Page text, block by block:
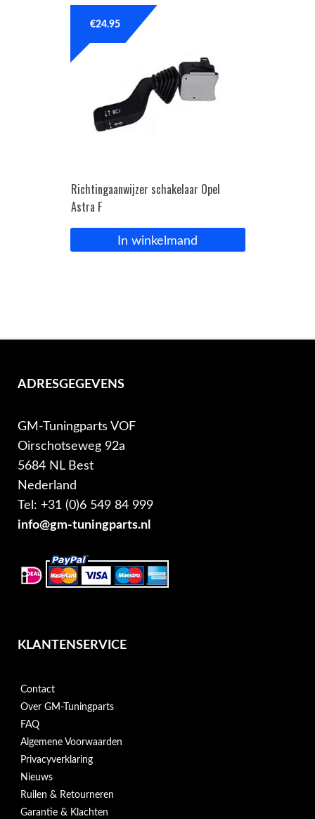
Richtingaanwijzer schakelaar Opel
Astra F
€24.95
In winkelmand
ADRESGEGEVENS
GM-Tuningparts VOF
Oirschotseweg 92a
5684 NL Best
Nederland
Tel: +31 (0)6 549 84 999
info@gm-tuningparts.nl
KLANTENSERVICE
Contact
Over GM-Tuningparts
FAQ
Algemene Voorwaarden
Privacyverklaring
Nieuws
Ruilen & Retourneren
Garantie & Klachten